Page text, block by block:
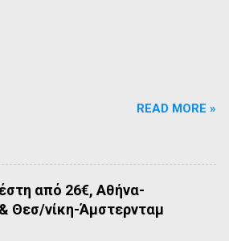
READ MORE »
από 26€, Αθήνα-
Θεσ/νίκη-Άμστερνταμ